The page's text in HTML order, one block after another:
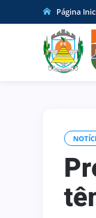
Página